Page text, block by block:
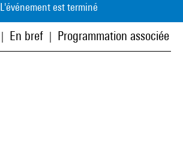
L'événement est terminé
En bref Programmation associée